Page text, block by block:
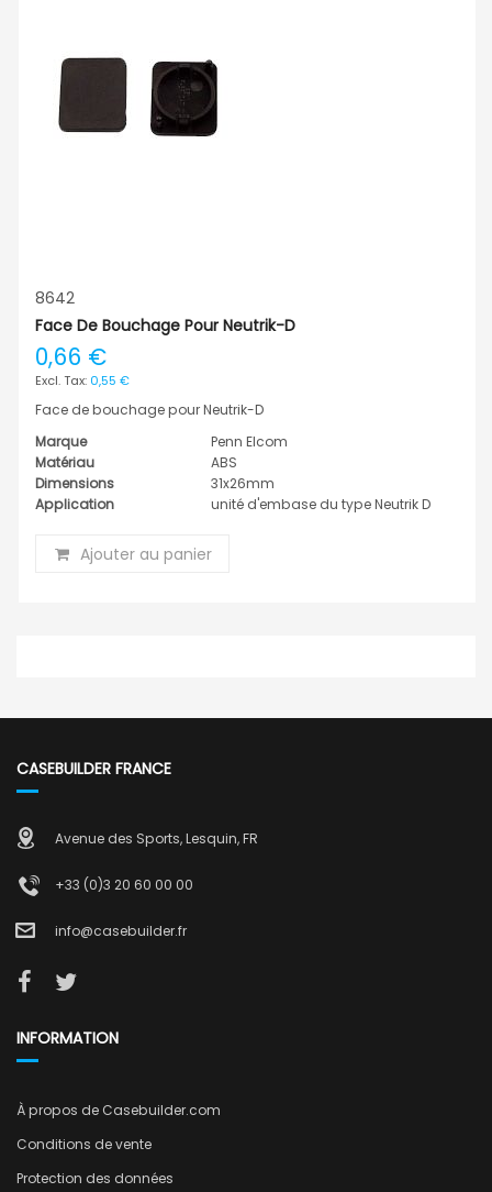
8642
Face De Bouchage Pour Neutrik-D
0,66 €
0,55 €
Face de bouchage pour Neutrik-D
Marque
Penn Elcom
Matériau
ABS
Dimensions
31x26mm
Application
unité d'embase du type Neutrik D
Ajouter au panier
CASEBUILDER FRANCE
Avenue des Sports, Lesquin, FR
+33 (0)3 20 60 00 00
info@casebuilder.fr
INFORMATION
À propos de Casebuilder.com
Conditions de vente
Protection des données